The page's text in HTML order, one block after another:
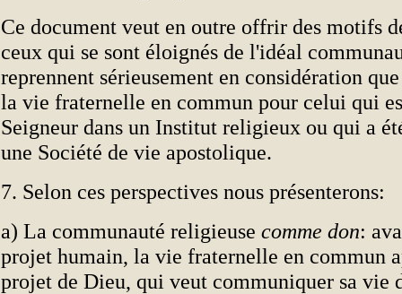
Ce document veut en outre offrir des motifs
ceux qui se sont éloignés de l'idéal
reprennent sérieusement en considération
la vie fraternelle en commun pour celui qui
Seigneur dans un Institut religieux ou qui a
une Société de vie apostolique.
7. Selon ces perspectives nous présenterons:
a) La communauté religieuse comme don:
projet humain, la vie fraternelle en commun
projet de Dieu, qui veut communiquer sa vie